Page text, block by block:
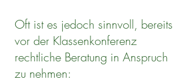
Oft ist es jedoch sinnvoll, bereits
vor der Klassenkonferenz
rechtliche Beratung in Anspruch
zu nehmen: